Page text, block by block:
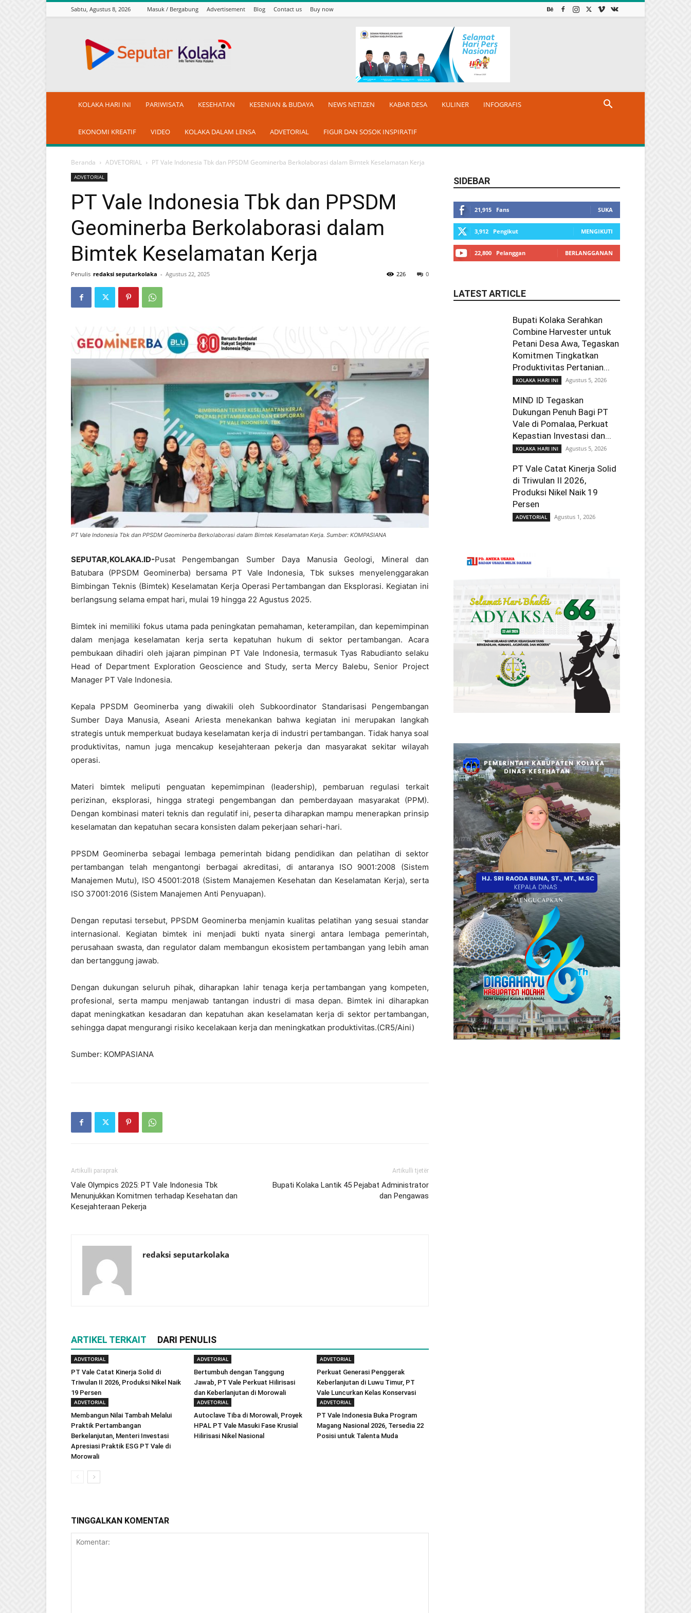
Sabtu, Agustus 8, 2026 Masuk / Bergabung Advertisement Blog Contact us Buy now
KOLAKA HARI INI PARIWISATA KESEHATAN KESENIAN & BUDAYA NEWS NETIZEN KABAR DESA KULINER INFOGRAFIS
EKONOMI KREATIF VIDEO KOLAKA DALAM LENSA ADVETORIAL FIGUR DAN SOSOK INSPIRATIF
Beranda ADVETORIAL PT Vale Indonesia Tbk dan PPSDM Geominerba Berkolaborasi dalam Bimtek Keselamatan Kerja
ADVETORIAL
PT Vale Indonesia Tbk dan PPSDM
Geominerba Berkolaborasi dalam
Bimtek Keselamatan Kerja
Penulis redaksi seputarkolaka - Agustus 22, 2025 0
226
PT Vale Indonesia Tbk dan PPSDM Geominerba Berkolaborasi dalam Bimtek Keselamatan Kerja. Sumber: KOMPASIANA
SEPUTAR,KOLAKA.ID-Pusat Pengembangan Sumber Daya Manusia Geologi, Mineral dan
Batubara (PPSDM Geominerba) bersama PT Vale Indonesia, Tbk sukses menyelenggarakan
Bimbingan Teknis (Bimtek) Keselamatan Kerja Operasi Pertambangan dan Eksplorasi. Kegiatan ini
berlangsung selama empat hari, mulai 19 hingga 22 Agustus 2025.
Bimtek ini memiliki fokus utama pada peningkatan pemahaman, keterampilan, dan kepemimpinan
dalam menjaga keselamatan kerja serta kepatuhan hukum di sektor pertambangan. Acara
pembukaan dihadiri oleh jajaran pimpinan PT Vale Indonesia, termasuk Tyas Rabudianto selaku
Head of Department Exploration Geoscience and Study, serta Mercy Balebu, Senior Project
Manager PT Vale Indonesia.
Kepala PPSDM Geominerba yang diwakili oleh Subkoordinator Standarisasi Pengembangan
Sumber Daya Manusia, Aseani Ariesta menekankan bahwa kegiatan ini merupakan langkah
strategis untuk memperkuat budaya keselamatan kerja di industri pertambangan. Tidak hanya soal
produktivitas, namun juga mencakup kesejahteraan pekerja dan masyarakat sekitar wilayah
operasi.
Materi bimtek meliputi penguatan kepemimpinan (leadership), pembaruan regulasi terkait
perizinan, eksplorasi, hingga strategi pengembangan dan pemberdayaan masyarakat (PPM).
Dengan kombinasi materi teknis dan regulatif ini, peserta diharapkan mampu menerapkan prinsip
keselamatan dan kepatuhan secara konsisten dalam pekerjaan sehari-hari.
PPSDM Geominerba sebagai lembaga pemerintah bidang pendidikan dan pelatihan di sektor
pertambangan telah mengantongi berbagai akreditasi, di antaranya ISO 9001:2008 (Sistem
Manajemen Mutu), ISO 45001:2018 (Sistem Manajemen Kesehatan dan Keselamatan Kerja), serta
ISO 37001:2016 (Sistem Manajemen Anti Penyuapan).
Dengan reputasi tersebut, PPSDM Geominerba menjamin kualitas pelatihan yang sesuai standar
internasional. Kegiatan bimtek ini menjadi bukti nyata sinergi antara lembaga pemerintah,
perusahaan swasta, dan regulator dalam membangun ekosistem pertambangan yang lebih aman
dan bertanggung jawab.
Dengan dukungan seluruh pihak, diharapkan lahir tenaga kerja pertambangan yang kompeten,
profesional, serta mampu menjawab tantangan industri di masa depan. Bimtek ini diharapkan
dapat meningkatkan kesadaran dan kepatuhan akan keselamatan kerja di sektor pertambangan,
sehingga dapat mengurangi risiko kecelakaan kerja dan meningkatkan produktivitas.(CR5/Aini)
Sumber: KOMPASIANA
Artikulli paraprak
Vale Olympics 2025: PT Vale Indonesia Tbk
Menunjukkan Komitmen terhadap Kesehatan dan
Kesejahteraan Pekerja
Artikulli tjetër
Bupati Kolaka Lantik 45 Pejabat Administrator
dan Pengawas
redaksi seputarkolaka
ARTIKEL TERKAIT DARI PENULIS
ADVETORIAL
PT Vale Catat Kinerja Solid di
Triwulan II 2026, Produksi Nikel Naik
19 Persen
ADVETORIAL
Bertumbuh dengan Tanggung
Jawab, PT Vale Perkuat Hilirisasi
dan Keberlanjutan di Morowali
ADVETORIAL
Perkuat Generasi Penggerak
Keberlanjutan di Luwu Timur, PT
Vale Luncurkan Kelas Konservasi
ADVETORIAL
Membangun Nilai Tambah Melalui
Praktik Pertambangan
Berkelanjutan, Menteri Investasi
Apresiasi Praktik ESG PT Vale di
Morowali
ADVETORIAL
Autoclave Tiba di Morowali, Proyek
HPAL PT Vale Masuki Fase Krusial
Hilirisasi Nikel Nasional
ADVETORIAL
PT Vale Indonesia Buka Program
Magang Nasional 2026, Tersedia 22
Posisi untuk Talenta Muda
TINGGALKAN KOMENTAR
SIDEBAR
21,915 Fans SUKA
3,912 Pengikut MENGIKUTI
22,800 Pelanggan BERLANGGANAN
LATEST ARTICLE
Bupati Kolaka Serahkan
Combine Harvester untuk
Petani Desa Awa, Tegaskan
Komitmen Tingkatkan
Produktivitas Pertanian...
KOLAKA HARI INI Agustus 5, 2026
MIND ID Tegaskan
Dukungan Penuh Bagi PT
Vale di Pomalaa, Perkuat
Kepastian Investasi dan...
KOLAKA HARI INI Agustus 5, 2026
PT Vale Catat Kinerja Solid
di Triwulan II 2026,
Produksi Nikel Naik 19
Persen
ADVETORIAL Agustus 1, 2026